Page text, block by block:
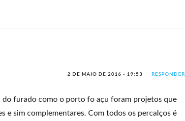
2 DE MAIO DE 2016 - 19:53 RESPONDER
furado como o porto fo açu foram projetos que
e sim complementares. Com todos os percalços é